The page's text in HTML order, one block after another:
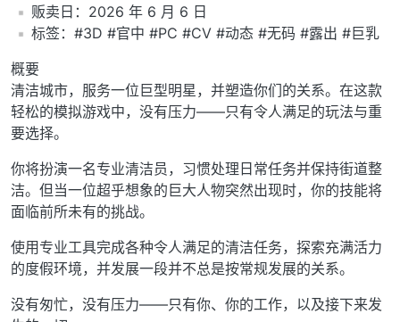
️贩卖日：2026 年 6 月 6 日
️标签：#3D #官中 #PC #CV #动态 #无码 #露出 #巨乳
概要
清洁城市，服务一位巨型明星，并塑造你们的关系。在这款
轻松的模拟游戏中，没有压力——只有令人满足的玩法与重
要选择。
你将扮演一名专业清洁员，习惯处理日常任务并保持街道整
洁。但当一位超乎想象的巨大人物突然出现时，你的技能将
面临前所未有的挑战。
使用专业工具完成各种令人满足的清洁任务，探索充满活力
的度假环境，并发展一段并不总是按常规发展的关系。
没有匆忙，没有压力——只有你、你的工作，以及接下来发